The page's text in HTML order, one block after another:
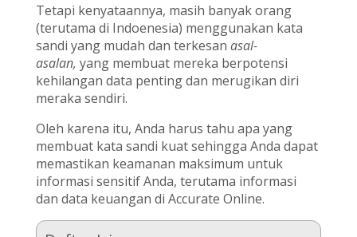
Tetapi kenyataannya, masih banyak orang
(terutama di Indoenesia) menggunakan kata
sandi yang mudah dan terkesan asal-
asalan, yang membuat mereka berpotensi
kehilangan data penting dan merugikan diri
meraka sendiri.
Oleh karena itu, Anda harus tahu apa yang
membuat kata sandi kuat sehingga Anda dapat
memastikan keamanan maksimum untuk
informasi sensitif Anda, terutama informasi
dan data keuangan di Accurate Online.